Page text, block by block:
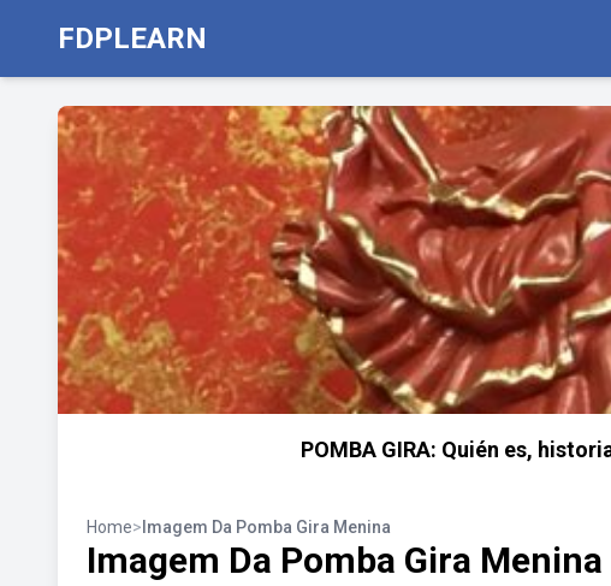
FDPLEARN
POMBA GIRA: Quién es,
Home> Imagem Da Pomba Gira Menina
Imagem Da Pomba Gira Menina